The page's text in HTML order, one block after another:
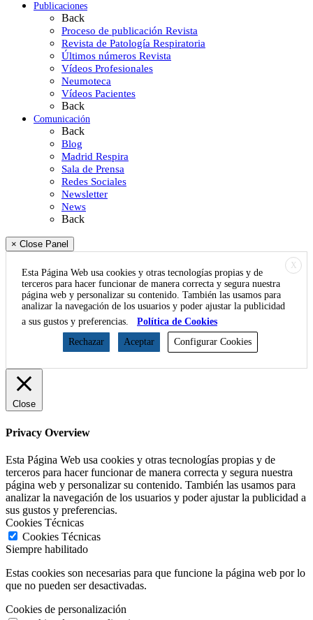
Publicaciones
Back
Proceso de publicación Revista
Revista de Patología Respiratoria
Últimos números Revista
Vídeos Profesionales
Neumoteca
Vídeos Pacientes
Back
Comunicación
Back
Blog
Madrid Respira
Sala de Prensa
Redes Sociales
Newsletter
News
Back
× Close Panel
X
Esta Página Web usa cookies y otras tecnologías propias y de
terceros para hacer funcionar de manera correcta y segura nuestra
página web y personalizar su contenido. También las usamos para
analizar la navegación de los usuarios y poder ajustar la publicidad
a sus gustos y preferencias.
Política de Cookies
Rechazar
Aceptar Configurar Cookies
Close
Privacy Overview
Esta Página Web usa cookies y otras tecnologías propias y de
terceros para hacer funcionar de manera correcta y segura nuestra
página web y personalizar su contenido. También las usamos para
analizar la navegación de los usuarios y poder ajustar la publicidad a
sus gustos y preferencias.
Cookies Técnicas
Cookies Técnicas
Siempre habilitado
Estas cookies son necesarias para que funcione la página web por lo
que no pueden ser desactivadas.
Cookies de personalización